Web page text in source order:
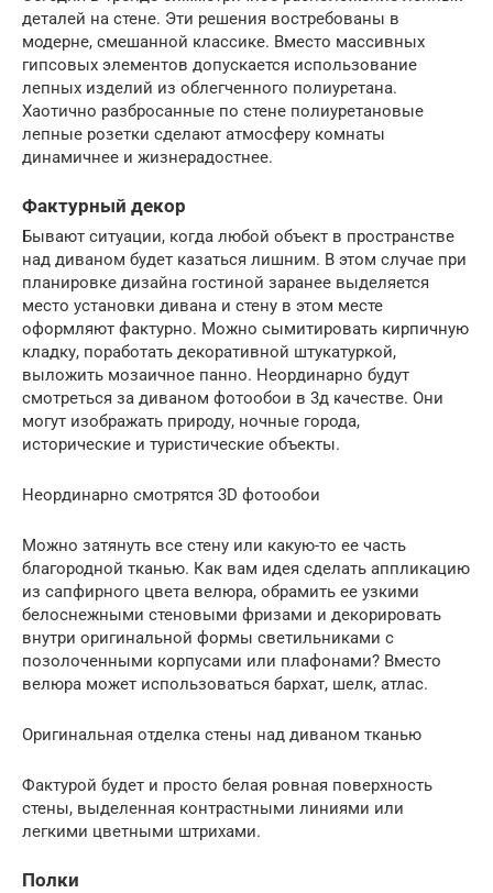
деталей на стене. Эти решения востребованы в
модерне, смешанной классике. Вместо массивных
гипсовых элементов допускается использование
лепных изделий из облегченного полиуретана.
Хаотично разбросанные по стене полиуретановые
лепные розетки сделают атмосферу комнаты
динамичнее и жизнерадостнее.
Фактурный декор
Бывают ситуации, когда любой объект в пространстве
над диваном будет казаться лишним. В этом случае при
планировке дизайна гостиной заранее выделяется
место установки дивана и стену в этом месте
оформляют фактурно. Можно сымитировать кирпичную
кладку, поработать декоративной штукатуркой,
выложить мозаичное панно. Неординарно будут
смотреться за диваном фотообои в 3д качестве. Они
могут изображать природу, ночные города,
исторические и туристические объекты.
Неординарно смотрятся 3D фотообои
Можно затянуть все стену или какую-то ее часть
благородной тканью. Как вам идея сделать аппликацию
из сапфирного цвета велюра, обрамить ее узкими
белоснежными стеновыми фризами и декорировать
внутри оригинальной формы светильниками с
позолоченными корпусами или плафонами? Вместо
велюра может использоваться бархат, шелк, атлас.
Оригинальная отделка стены над диваном тканью
Фактурой будет и просто белая ровная поверхность
стены, выделенная контрастными линиями или
легкими цветными штрихами.
Полки